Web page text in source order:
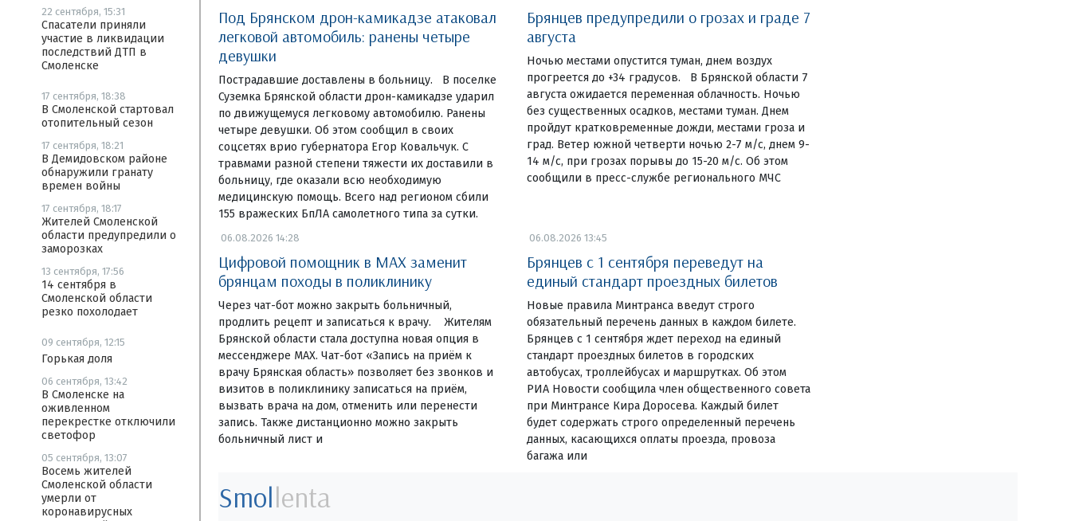
22 сентября, 15:31
Спасатели приняли
участие в ликвидации
последствий ДТП в
Смоленске
17 сентября, 18:38
В Смоленской стартовал
отопительный сезон
17 сентября, 18:21
В Демидовском районе
обнаружили гранату
времен войны
17 сентября, 18:17
Жителей Смоленской
области предупредили о
заморозках
13 сентября, 17:56
14 сентября в
Смоленской области
резко похолодает
09 сентября, 12:15
Горькая доля
06 сентября, 13:42
В Смоленске на
оживленном
перекрестке отключили
светофор
05 сентября, 13:07
Восемь жителей
Смоленской области
умерли от
коронавирусных
Под Брянском дрон-камикадзе атаковал
легковой автомобиль: ранены четыре
девушки
Пострадавшие доставлены в больницу. В поселке
Суземка Брянской области дрон-камикадзе ударил
по движущемуся легковому автомобилю. Ранены
четыре девушки. Об этом сообщил в своих
соцсетях врио губернатора Егор Ковальчук. С
травмами разной степени тяжести их доставили в
больницу, где оказали всю необходимую
медицинскую помощь. Всего над регионом сбили
155 вражеских БпЛА самолетного типа за сутки.
Брянцев предупредили о грозах и граде 7
августа
Ночью местами опустится туман, днем воздух
прогреется до +34 градусов. В Брянской области 7
августа ожидается переменная облачность. Ночью
без существенных осадков, местами туман. Днем
пройдут кратковременные дожди, местами гроза и
град. Ветер южной четверти ночью 2-7 м/с, днем 9-
14 м/с, при грозах порывы до 15-20 м/с. Об этом
сообщили в пресс-службе регионального МЧС
06.08.2026 14:28
Цифровой помощник в MAX заменит
брянцам походы в поликлинику
Через чат-бот можно закрыть больничный,
продлить рецепт и записаться к врачу. Жителям
Брянской области стала доступна новая опция в
мессенджере MAX. Чат-бот «Запись на приём к
врачу Брянская область» позволяет без звонков и
визитов в поликлинику записаться на приём,
вызвать врача на дом, отменить или перенести
запись. Также дистанционно можно закрыть
больничный лист и
06.08.2026 13:45
Брянцев с 1 сентября переведут на
единый стандарт проездных билетов
Новые правила Минтранса введут строго
обязательный перечень данных в каждом билете.
Брянцев с 1 сентября ждет переход на единый
стандарт проездных билетов в городских
автобусах, троллейбусах и маршрутках. Об этом
РИА Новости сообщила член общественного совета
при Минтрансе Кира Доросева. Каждый билет
будет содержать строго определенный перечень
данных, касающихся оплаты проезда, провоза
багажа или
Smollenta